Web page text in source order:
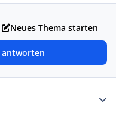
Neues Thema starten
antworten